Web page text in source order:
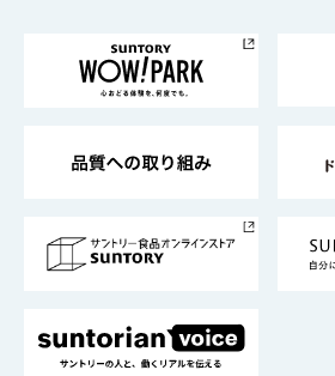
地域情報
サントリーサンバーズ大阪
サントリーが考えるサステナビ
企業概要
採用情報